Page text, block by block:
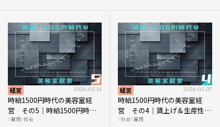
経営 2026.05.14
時給1500円時代の美容室経
営 その5｜時給1500円時代
の到来は美容業の収益構造を
雇用 社会
経営 2026.05.07
時給1500円時代の美容室経
営 その4｜賃上げ＆生産性向
上につなげる賢い助成金活用
社会 雇用